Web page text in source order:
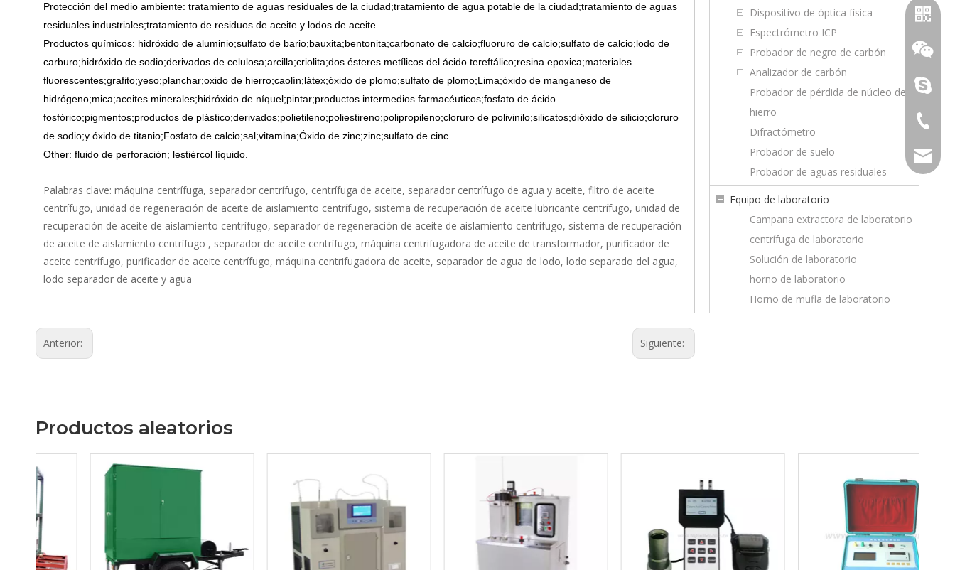
Protección del medio ambiente: tratamiento de aguas residuales de la ciudad;tratamiento de agua potable de la ciudad;tratamiento de aguas
residuales industriales;tratamiento de residuos de aceite y lodos de aceite.
Productos químicos: hidróxido de aluminio;sulfato de bario;bauxita;bentonita;carbonato de calcio;fluoruro de calcio;sulfato de calcio;lodo de
carburo;hidróxido de sodio;derivados de celulosa;arcilla;criolita;dos ésteres metílicos del ácido tereftálico;resina epoxica;materiales
fluorescentes;grafito;yeso;planchar;oxido de hierro;caolín;látex;óxido de plomo;sulfato de plomo;Lima;óxido de manganeso de
hidrógeno;mica;aceites minerales;hidróxido de níquel;pintar;productos intermedios farmacéuticos;fosfato de ácido
fosfórico;pigmentos;productos de plástico;derivados;polietileno;poliestireno;polipropileno;cloruro de polivinilo;silicatos;dióxido de silicio;cloruro
de sodio;y óxido de titanio;Fosfato de calcio;sal;vitamina;Óxido de zinc;zinc;sulfato de cinc.
Other: fluido de perforación; lestiércol líquido.
Palabras clave: máquina centrífuga, separador centrífugo, centrífuga de aceite, separador centrífugo de agua y aceite, filtro de aceite
centrífugo, unidad de regeneración de aceite de aislamiento centrífugo, sistema de recuperación de aceite lubricante centrífugo, unidad de
recuperación de aceite de aislamiento centrífugo, separador de regeneración de aceite de aislamiento centrífugo, sistema de recuperación
de aceite de aislamiento centrífugo , separador de aceite centrífugo, máquina centrifugadora de aceite de transformador, purificador de
aceite centrífugo, purificador de aceite centrífugo, máquina centrifugadora de aceite, separador de agua de lodo, lodo separado del agua,
lodo separador de aceite y agua
Anterior: Siguiente:
Dispositivo de óptica física
Espectrómetro ICP
Probador de negro de carbón
Analizador de carbón
Probador de pérdida de núcleo de
hierro
Difractómetro
Probador de suelo
Probador de aguas residuales
Equipo de laboratorio
Campana extractora de laboratorio
centrífuga de laboratorio
Solución de laboratorio
horno de laboratorio
Horno de mufla de laboratorio
Productos aleatorios
wechat
+86-